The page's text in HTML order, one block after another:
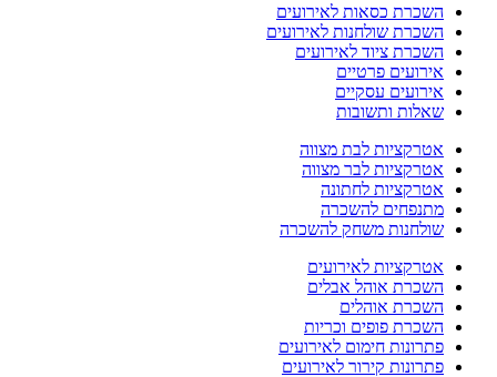
השכרת כסאות לאירועים
השכרת שולחנות לאירועים
השכרת ציוד לאירועים
אירועים פרטיים
אירועים עסקיים
שאלות ותשובות
אטרקציות לבת מצווה
אטרקציות לבר מצווה
אטרקציות לחתונה
מתנפחים להשכרה
שולחנות משחק להשכרה
אטרקציות לאירועים
השכרת אוהל אבלים
השכרת אוהלים
השכרת פופים וכריות
פתרונות חימום לאירועים
פתרונות קירור לאירועים